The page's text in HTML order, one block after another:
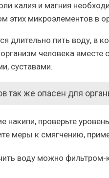
калия и магния
этих микроэлементов в
длительно пить воду, в
человека вместе
суставами.
так же опасен для
накипи, проверьте
меры к смягчению,
воду можно